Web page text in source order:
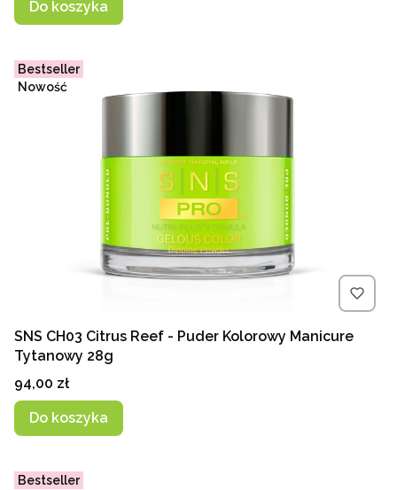
Do koszyka
Bestseller
Nowość
SNS CH03 Citrus Reef - Puder Kolorowy Manicure
Tytanowy 28g
Cena
94,00 zł
Do koszyka
Bestseller